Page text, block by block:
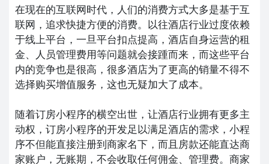
在现在的互联网时代，人们的消费方式大多是基于互
联网，追求快捷方便的消费。以往酒店行业过度依赖
于线上平台，一旦平台扣点提高，酒店自身运营的租
金、人员管理费用等问题就会接踵而来，而这些平台
内的竞争也是很高，很多酒店为了更高的销量不得不
选择购买增值服务，这也无疑加大了成本。
随着订房小程序的横空出世，让酒店行业拥有更多主
动权，订房小程序的开发足以满足酒店的需求，小程
序不但能直接注册到商家名下，而且房款还能直达商
家账户，无账期，不会收取任何佣金、管理费。商家